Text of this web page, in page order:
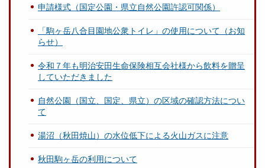
申請様式（国定公園・県立自然公園許認可関係）
「駒ヶ岳八合目園地公衆トイレ」の使用について（お知
らせ）
令和７年も明治安田生命保険相互会社様から飲料を贈呈
していただきました
自然公園（国立、国定、県立）の区域の確認方法につい
て
湯沼（秋田焼山）の水位低下による火山ガスに注意
秋田駒ヶ岳の利用について